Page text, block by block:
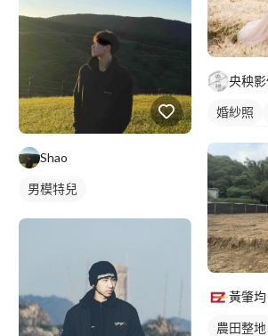
Shao
男模特兒
央秧
婚紗照
情侶婚
類婚紗
黃肇均
農田整地